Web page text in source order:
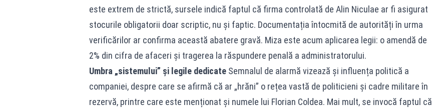
este extrem de strictă, sursele indică faptul că firma controlată de Alin Niculae ar fi asigurat
stocurile obligatorii doar scriptic, nu și faptic. Documentația întocmită de autorități în urma
verificărilor ar confirma această abatere gravă. Miza este acum aplicarea legii: o amendă de
2% din cifra de afaceri și tragerea la răspundere penală a administratorului.
Umbra „sistemului” și legile dedicateSemnalul de alarmă vizează și influența politică a
companiei, despre care se afirmă că ar „hrăni” o rețea vastă de politicieni și cadre militare în
rezervă, printre care este menționat și numele lui Florian Coldea. Mai mult, se invocă faptul că